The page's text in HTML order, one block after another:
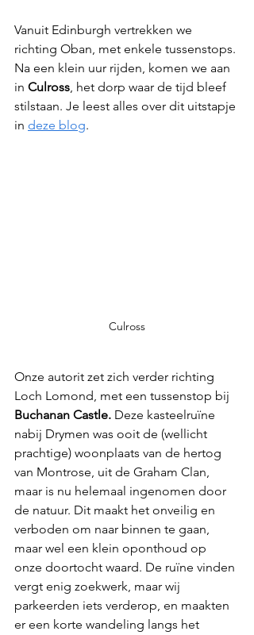
Vanuit Edinburgh vertrekken we
richting Oban, met enkele tussenstops.
Na een klein uur rijden, komen we aan
in Culross , het dorp waar de tijd bleef
stilstaan. Je leest alles over dit uitstapje
in deze blog.
Culross
Onze autorit zet zich verder richting
Loch Lomond, met een tussenstop bij
Buchanan Castle. Deze kasteelruïne
nabij Drymen was ooit de (wellicht
prachtige) woonplaats van de hertog
van Montrose, uit de Graham Clan,
maar is nu helemaal ingenomen door
de natuur. Dit maakt het onveilig en
verboden om naar binnen te gaan,
maar wel een klein oponthoud op
onze doortocht waard. De ruïne vinden
vergt enig zoekwerk, maar wij
parkeerden iets verderop, en maakten
er een korte wandeling langs het